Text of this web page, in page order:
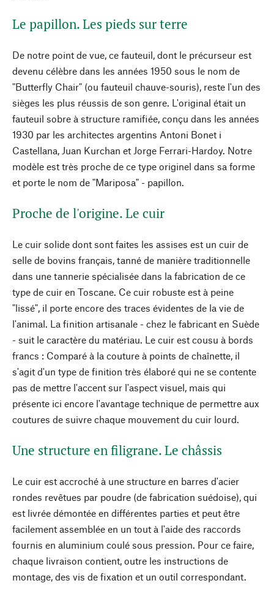
Le papillon. Les pieds sur terre
De notre point de vue, ce fauteuil, dont le précurseur est
devenu célèbre dans les années 1950 sous le nom de
"Butterfly Chair" (ou fauteuil chauve-souris), reste l'un des
sièges les plus réussis de son genre. L'original était un
fauteuil sobre à structure ramifiée, conçu dans les années
1930 par les architectes argentins Antoni Bonet i
Castellana, Juan Kurchan et Jorge Ferrari-Hardoy. Notre
modèle est très proche de ce type originel dans sa forme
et porte le nom de "Mariposa" - papillon.
Proche de l'origine. Le cuir
Le cuir solide dont sont faites les assises est un cuir de
selle de bovins français, tanné de manière traditionnelle
dans une tannerie spécialisée dans la fabrication de ce
type de cuir en Toscane. Ce cuir robuste est à peine
"lissé", il porte encore des traces évidentes de la vie de
l'animal. La finition artisanale - chez le fabricant en Suède
- suit le caractère du matériau. Le cuir est cousu à bords
francs : Comparé à la couture à points de chaînette, il
s'agit d'un type de finition très élaboré qui ne se contente
pas de mettre l'accent sur l'aspect visuel, mais qui
présente ici encore l'avantage technique de permettre aux
coutures de suivre chaque mouvement du cuir lourd.
Une structure en filigrane. Le châssis
Le cuir est accroché à une structure en barres d'acier
rondes revêtues par poudre (de fabrication suédoise), qui
est livrée démontée en différentes parties et peut être
facilement assemblée en un tout à l'aide des raccords
fournis en aluminium coulé sous pression. Pour ce faire,
chaque livraison contient, outre les instructions de
montage, des vis de fixation et un outil correspondant.